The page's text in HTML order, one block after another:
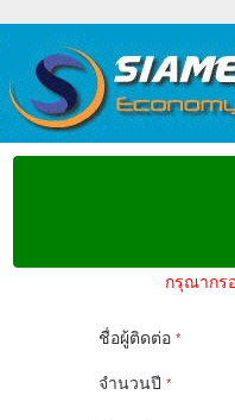
กรุณากร
ชื่อผู้ติดต่อ*
จำนวนปี*